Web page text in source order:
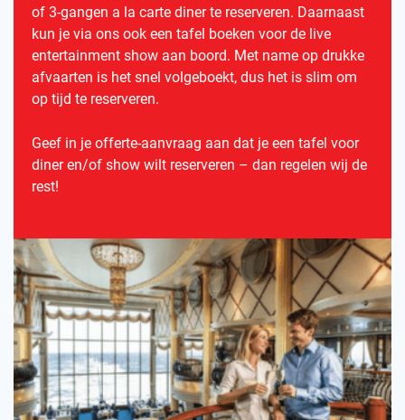
of 3-gangen a la carte diner te reserveren. Daarnaast
kun je via ons ook een tafel boeken voor de live
entertainment show aan boord. Met name op drukke
afvaarten is het snel volgeboekt, dus het is slim om
op tijd te reserveren.
Geef in je offerte-aanvraag aan dat je een tafel voor
diner en/of show wilt reserveren – dan regelen wij de
rest!